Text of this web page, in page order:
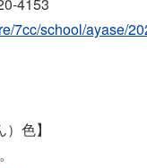
7cc/school/ayase/
色】